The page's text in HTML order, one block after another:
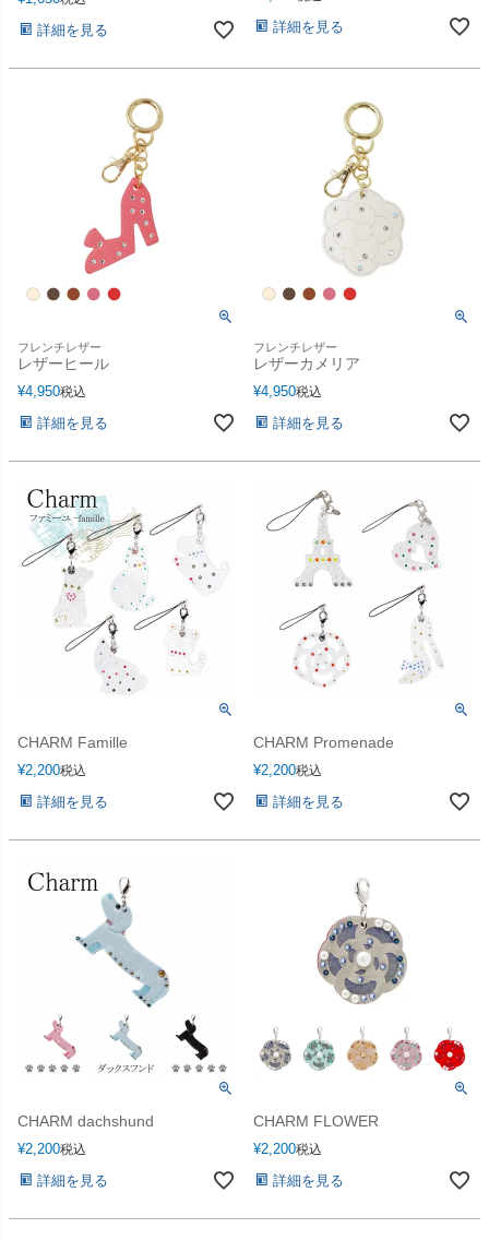
詳細を見る 詳細を見る
フレンチレザー
レザーヒール
¥4,950税込
詳細を見る
フレンチレザー
レザーカメリア
¥4,950税込
詳細を見る
CHARM Famille
¥2,200税込
詳細を見る
CHARM Promenade
¥2,200税込
詳細を見る
CHARM dachshund
¥2,200税込
詳細を見る
CHARM FLOWER
¥2,200税込
詳細を見る